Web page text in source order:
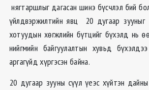
нягтаршлыг дагасан шинэ бүсчлэл бий
үйлдвэржилтийн явц 20 дугаар
хотуудын хөгжлийн бүтцийг бүхэлд нь
нийгмийн байгуулалтын хувьд
аргагүйд хүргэсэн байна.
20 дугаар зууны сүүл үеэс хүйтэн